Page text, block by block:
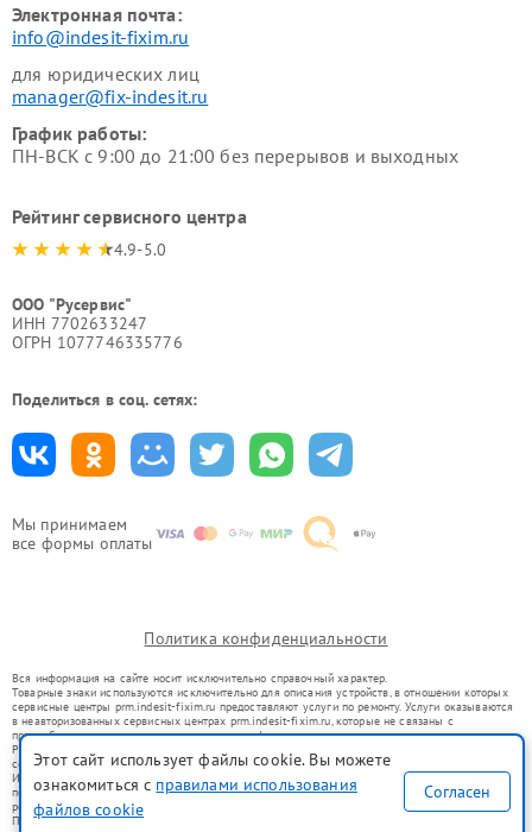
Мы принимаем
все формы оплаты
Электронная почта:
info@indesit-fixim.ru
для юридических лиц
manager@fix-indesit.ru
График работы:
ПН-ВСК с 9:00 до 21:00 без перерывов и выходных
Рейтинг сервисного центра
4.9-5.0
ООО "Русервис"
ИНН 7702633247
ОГРН 1077746335776
Поделиться в соц. сетях:
Политика конфиденциальности
Вся информация на сайте носит исключительно справочный характер.
Товарные знаки используются исключительно для описания устройств, в отношении которых
сервисные центры prm.indesit-fixim.ru предоставляют услуги по ремонту. Услуги оказываются
в неавторизованных сервисных центрах prm.indesit-fixim.ru, которые не связаны с
правообладателями товарных знаков или их официальными представителями.
Ремонт осуществляется для устройств, уже введенных в гражданский оборот в соответствии
со статьей 1487 ГК РФ.
Использование товарных знаков не преследует цели индивидуализации услуг или введения
потребителей в заблуждение, а служит для информирования о предоставляемых услугах по
ремонту техники указанных брендов.
Представленная на сайте информация не является публичной офертой, определяемой
Этот сайт использует файлы cookie. Вы можете
ознакомиться с правилами использования
файлов cookie
Согласен